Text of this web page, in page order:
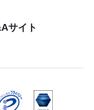
サイト